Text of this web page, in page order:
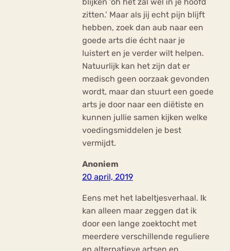
zitten.’ Maar als jij echt pijn blijft
hebben, zoek dan aub naar een
goede arts die écht naar je
luistert en je verder wilt helpen.
Natuurlijk kan het zijn dat er
medisch geen oorzaak gevonden
wordt, maar dan stuurt een goede
arts je door naar een diëtiste en
kunnen jullie samen kijken welke
voedingsmiddelen je best
vermijdt.
Anoniem
20 april, 2019
Eens met het labeltjesverhaal. Ik
kan alleen maar zeggen dat ik
door een lange zoektocht met
meerdere verschillende reguliere
en alternatieve artsen en